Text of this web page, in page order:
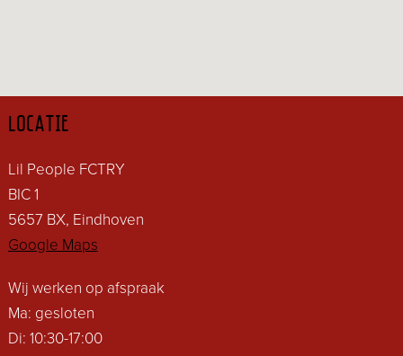
LOCATIE
Lil People FCTRY
BIC 1
5657 BX, Eindhoven
Google Maps
Wij werken op afspraak
Ma: gesloten
Di: 10:30-17:00